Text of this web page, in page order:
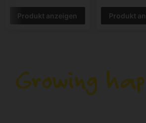
Produkt anzeigen Produkt